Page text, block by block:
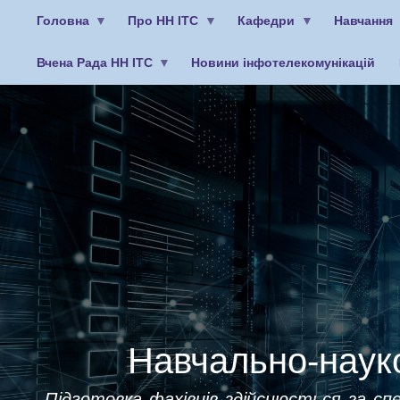
Головна Про НН ІТС Кафедри Навчання
Вчена Рада НН ІТС Новини інфотелекомунікацій
облікового
користувача
Навчально-